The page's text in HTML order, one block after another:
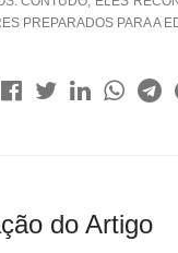
PREPARADOS PARA A
do Artigo